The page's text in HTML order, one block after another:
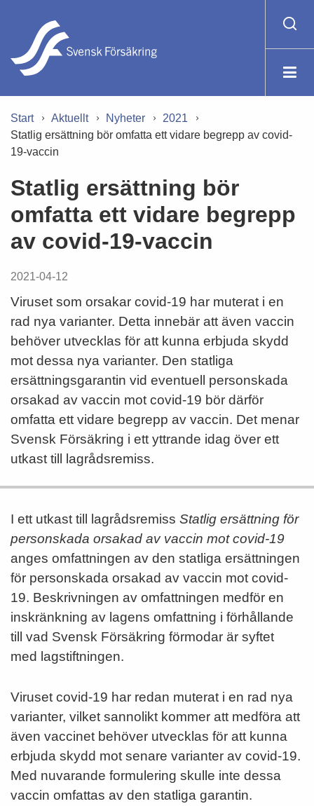
Start Aktuellt Nyheter
2021
Statlig ersättning bör omfatta ett vidare begrepp av covid-
19-vaccin
Statlig ersättning bör
omfatta ett vidare begrepp
av covid-19-vaccin
2021-04-12
Viruset som orsakar covid-19 har muterat i en
rad nya varianter. Detta innebär att även vaccin
behöver utvecklas för att kunna erbjuda skydd
mot dessa nya varianter. Den statliga
ersättningsgarantin vid eventuell personskada
orsakad av vaccin mot covid-19 bör därför
omfatta ett vidare begrepp av vaccin. Det menar
Svensk Försäkring i ett yttrande idag över ett
utkast till lagrådsremiss.
I ett utkast till lagrådsremiss Statlig ersättning för
personskada orsakad av vaccin mot covid-19
anges omfattningen av den statliga ersättningen
för personskada orsakad av vaccin mot covid-
19. Beskrivningen av omfattningen medför en
inskränkning av lagens omfattning i förhållande
till vad Svensk Försäkring förmodar är syftet
med lagstiftningen.
Viruset covid-19 har redan muterat i en rad nya
varianter, vilket sannolikt kommer att medföra att
även vaccinet behöver utvecklas för att kunna
erbjuda skydd mot senare varianter av covid-19.
Med nuvarande formulering skulle inte dessa
vaccin omfattas av den statliga garantin.